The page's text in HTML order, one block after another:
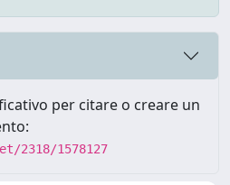
per citare o creare un
2318/1578127